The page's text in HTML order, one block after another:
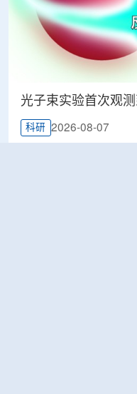
光子束实验首次观
科研 2026-08-07